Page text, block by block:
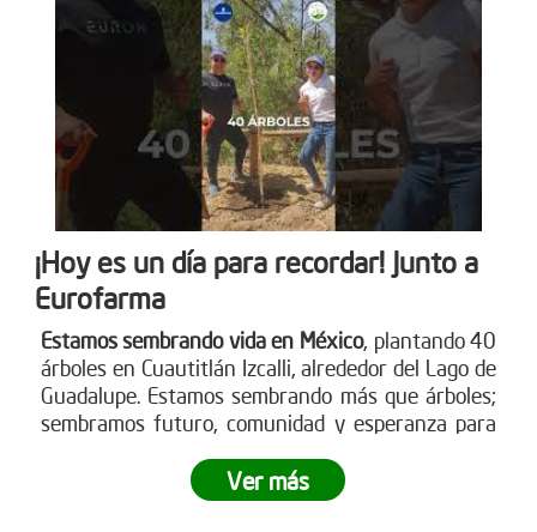
¡Hoy es un día para recordar! Junto a
Eurofarma
Estamos sembrando vida en México, plantando 40
árboles en Cuautitlán Izcalli, alrededor del Lago de
Guadalupe. Estamos sembrando más que árboles;
sembramos futuro, comunidad y esperanza para
revolución verde?
Ver más